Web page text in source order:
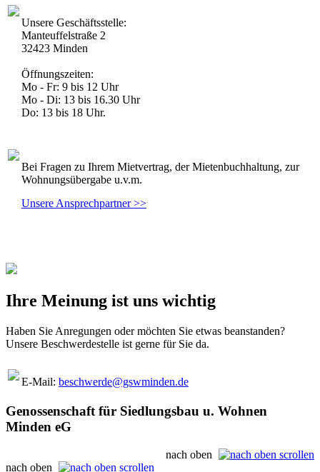
Unsere Geschäftsstelle:
Manteuffelstraße 2
32423 Minden
Öffnungszeiten:
Mo - Fr: 9 bis 12 Uhr
Mo - Di: 13 bis 16.30 Uhr
Do: 13 bis 18 Uhr.
Bei Fragen zu Ihrem Mietvertrag, der Mietenbuchhaltung, zur
Wohnungsübergabe u.v.m.
Unsere Ansprechpartner>>
Ihre Meinung ist uns wichtig
Haben Sie Anregungen oder möchten Sie etwas beanstanden?
Unsere Beschwerdestelle ist gerne für Sie da.
E-Mail: beschwerde@gswminden.de
Genossenschaft für Siedlungsbau u. Wohnen
Minden eG
nach oben
nach oben